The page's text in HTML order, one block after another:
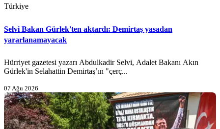
Türkiye
Selvi Bakan Gürlek'ten aktardı: Demirtaş yasadan
yararlanamayacak
Hürriyet gazetesi yazarı Abdulkadir Selvi, Adalet Bakanı Akın
Gürlek'in Selahattin Demirtaş’ın "çerç...
07 Ağu 2026